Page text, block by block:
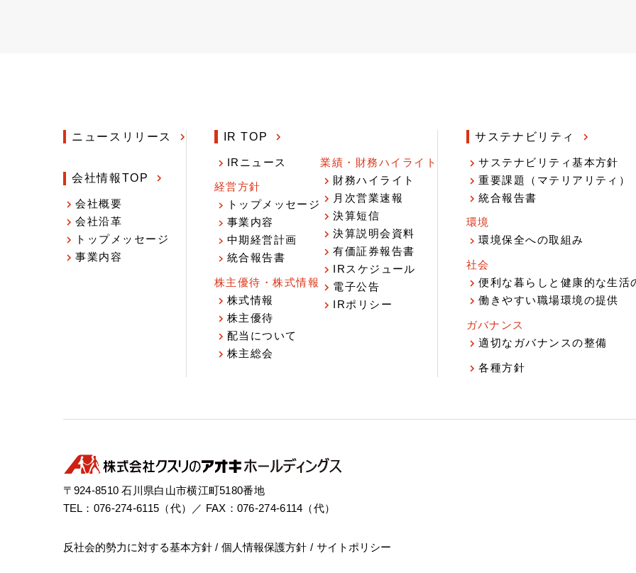
ニュースリリース
会社情報TOP
会社概要
会社沿革
トップメッセージ
事業内容
IR TOP
IRニュース
経営方針
トップメッセージ
事業内容
中期経営計画
統合報告書
株主優待・株式情報
株式情報
株主優待
配当について
株主総会
業績・財務ハイライト
財務ハイライト
月次営業速報
決算短信
決算説明会資料
有価証券報告書
IRスケジュール
電子公告
IRポリシー
サステナビリティ
サステナビリティ基本方針
重要課題（マテリアリティ）
統合報告書
環境
環境保全への取組み
社会
便利な暮らしと健康的な生活
働きやすい職場環境の提供
ガバナンス
適切なガバナンスの整備
各種方針
〒924-8510 石川県白山市横江町5180番地
TEL：076-274-6115（代）／ FAX：076-274-6114（代）
反社会的勢力に対する基本方針 個人情報保護方針 サイトポリシー